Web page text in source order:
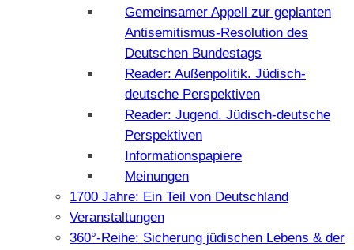
Gemeinsamer Appell zur geplanten
Antisemitismus-Resolution des
Deutschen Bundestags
Reader: Außenpolitik. Jüdisch-
deutsche Perspektiven
Reader: Jugend. Jüdisch-deutsche
Perspektiven
Informationspapiere
Meinungen
1700 Jahre: Ein Teil von Deutschland
Veranstaltungen
360°-Reihe: Sicherung jüdischen Lebens & der